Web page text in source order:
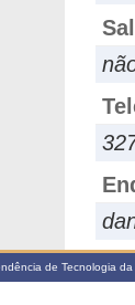
de Tecnologia